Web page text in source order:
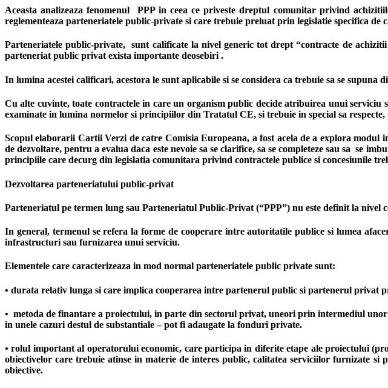
Aceasta analizeaza fenomenul PPP in ceea ce priveste dreptul comunitar privind
reglementeaza parteneriatele public-private si care trebuie preluat prin legislatie specifica de
Parteneriatele public-private, sunt calificate la nivel generic tot drept “contracte de
parteneriat public privat exista importante deosebiri .
In lumina acestei calificari, acestora le sunt aplicabile si se considera ca trebuie sa se
Cu alte cuvinte, toate contractele in care un organism public decide atribuirea unui
examinate in lumina normelor si principiilor din Tratatul CE, si trebuie in special sa
Scopul elaborarii Cartii Verzi de catre Comisia Europeana, a fost acela de a explora
de dezvoltare, pentru a evalua daca este nevoie sa se clarifice, sa se completeze sau sa se
principiile care decurg din legislatia comunitara privind contractele publice si concesiunile
Dezvoltarea parteneriatului public-privat
Parteneriatul pe termen lung sau Parteneriatul Public-Privat (“PPP”) nu este definit la nivel
In general, termenul se refera la forme de cooperare intre autoritatile publice si lumea
infrastructuri sau furnizarea unui serviciu.
Elementele care caracterizeaza in mod normal parteneriatele public private sunt:
• durata relativ lunga si care implica cooperarea intre partenerul public si partenerul privat
• metoda de finantare a proiectului, in parte din sectorul privat, uneori prin intermediul
in unele cazuri destul de substantiale – pot fi adaugate la fonduri private.
• rolul important al operatorului economic, care participa in diferite etape ale proiectului
obiectivelor care trebuie atinse in materie de interes public, calitatea serviciilor furnizate
obiective.